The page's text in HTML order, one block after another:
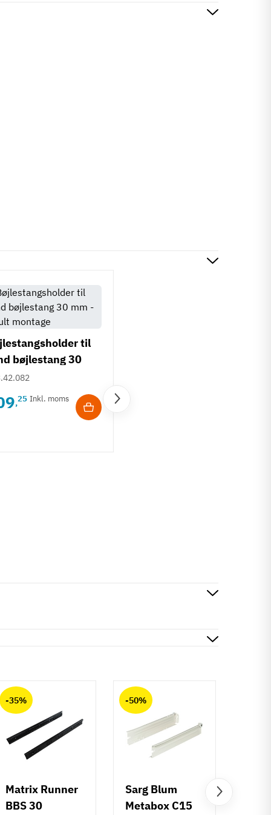
til
bøjlestang 30
- skjult montage
,25 Inkl. moms
-35%
Matrix Runner
BBS 30
-50%
Sarg Blum
Metabox C15